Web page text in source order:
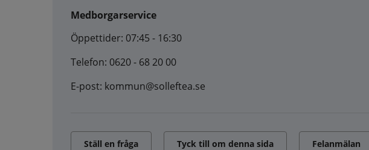
Medborgarservice
Öppettider: 07:45 - 16:30
Telefon: 0620 - 68 20 00
E-post: kommun@solleftea.se
Ställ en fråga Tyck till om denna sida Felanmälan